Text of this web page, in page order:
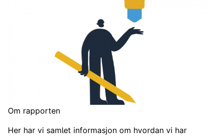
Om rapporten
Her har vi samlet informasjon om hvordan vi har